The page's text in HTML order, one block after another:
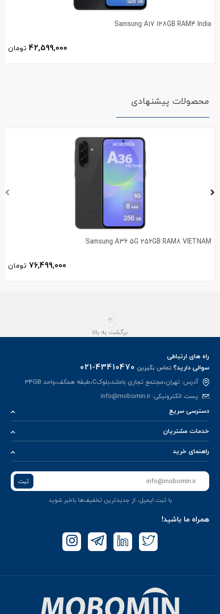
Samsung A17 128GB RAM4 India
42,599,000 تومان
محصولات پیشنهادی
Samsung A36 5G 256GB RAM8 VIETNAM
76,499,000 تومان
برگشت به بالا
راه های ارتباطی
سوالی دارید؟تماس بگیرین 021-43410470
آدرس: تهران،مجتمع تجاری باملند،بلوکC،طبقه همکف،واحد 34GB
پست الکترونیکی:info@mobomin.ir
دسترسی سریع
خدمات مشتریان
راهنمای خرید
ثبت
با ثبت ایمیل، از جدید‌ترین تخفیف‌ها با‌خبر شوید
همراه ما باشید!